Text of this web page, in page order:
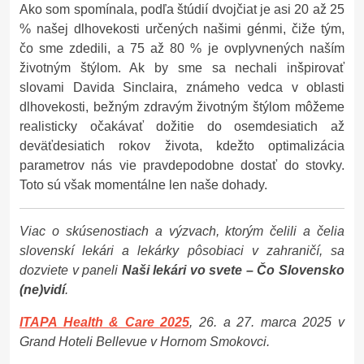
Ako som spomínala, podľa štúdií dvojčiat je asi 20 až 25
% našej dlhovekosti určených našimi génmi, čiže tým,
čo sme zdedili, a 75 až 80 % je ovplyvnených naším
životným štýlom. Ak by sme sa nechali inšpirovať
slovami Davida Sinclaira, známeho vedca v oblasti
dlhovekosti, bežným zdravým životným štýlom môžeme
realisticky očakávať dožitie do osemdesiatich až
deväťdesiatich rokov života, kdežto optimalizácia
parametrov nás vie pravdepodobne dostať do stovky.
Toto sú však momentálne len naše dohady.
Viac o skúsenostiach a výzvach, ktorým čelili a čelia
slovenskí lekári a lekárky pôsobiaci v zahraničí, sa
dozviete v paneli Naši lekári vo svete – Čo Slovensko
(ne)vidí.
ITAPA Health & Care 2025, 26. a 27. marca 2025 v
Grand Hoteli Bellevue v Hornom Smokovci.